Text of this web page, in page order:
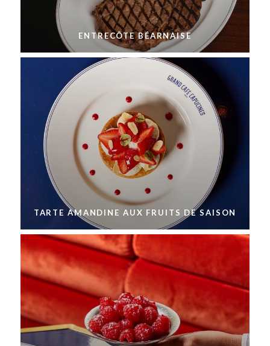
ENTRECÔTE BÉARNAISE
TARTE AMANDINE AUX FRUITS DE SAISON